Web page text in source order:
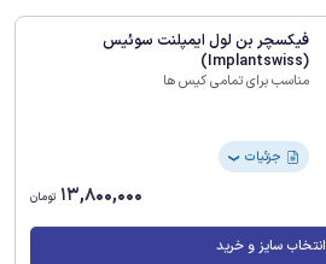
فیکسچر بن لول ایمپلنت سوئیس
(Implantswiss)
مناسب برای تمامی کیس ها
جزئیات ❯
13,800,000 تومان
انتخاب سایز و خرید